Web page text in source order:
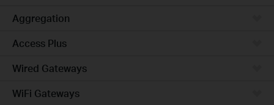
Aggregation
Access Plus
Wired Gateways
WiFi Gateways